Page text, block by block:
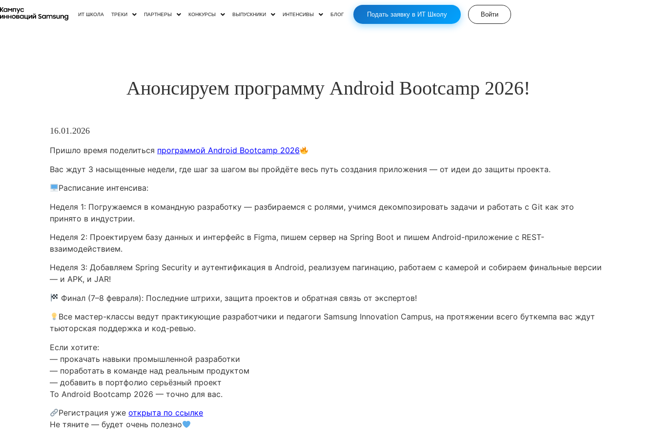
ИТ ШКОЛА ТРЕКИ ПАРТНЕРЫ КОНКУРСЫ ВЫПУСКНИКИ ИНТЕНСИВЫ БЛОГ Подать заявку в ИТ Школу Войти
Анонсируем программу Android Bootcamp 2026!
16.01.2026
Пришло время поделиться программой Android Bootcamp 2026
Вас ждут 3 насыщенные недели, где шаг за шагом вы пройдёте весь путь создания приложения — от идеи до защиты проекта.
Расписание интенсива:
Неделя 1: Погружаемся в командную разработку — разбираемся с ролями, учимся декомпозировать задачи и работать с Git как это
принято в индустрии.
Неделя 2: Проектируем базу данных и интерфейс в Figma, пишем сервер на Spring Boot и пишем Android-приложение с REST-
взаимодействием.
Неделя 3: Добавляем Spring Security и аутентификация в Android, реализуем пагинацию, работаем с камерой и собираем финальные версии
— и APK, и JAR!
Финал (7–8 февраля): Последние штрихи, защита проектов и обратная связь от экспертов!
Все мастер-классы ведут практикующие разработчики и педагоги Samsung Innovation Campus, на протяжении всего буткемпа вас ждут
тьюторская поддержка и код-ревью.
Если хотите:
— прокачать навыки промышленной разработки
— поработать в команде над реальным продуктом
— добавить в портфолио серьёзный проект
То Android Bootcamp 2026 — точно для вас.
Регистрация ужеоткрыта по ссылке
Не тяните — будет очень полезно